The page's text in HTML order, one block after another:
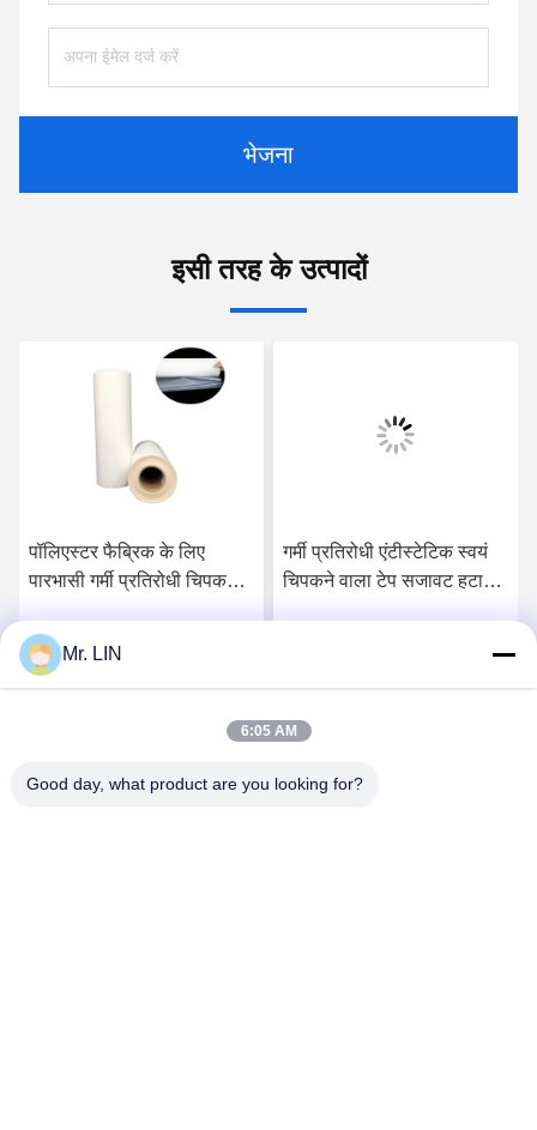
भेजना
इसी तरह के उत्पादों
पॉलिएस्टर फैब्रिक के लिए
पारभासी गर्मी प्रतिरोधी चिपकने
सेमी
सर्वोत्तम मूल्य प्राप्त करें
गर्मी प्रतिरोधी एंटीस्टेटिक स्वयं
चिपकने वाला टेप सजावट हटाने
Mr. LIN
6:05 AM
Good day, what product are you looking for?